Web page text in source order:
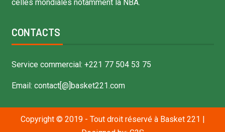
celles mondiales notamment la NBA.
CONTACTS
Service commercial: +221 77 504 53 75
Email: contact[@]basket221.com
Copyright © 2019 - Tout droit réservé à Basket 221 |